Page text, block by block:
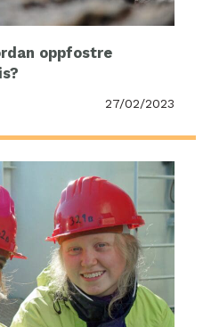
oppfostre
27/02/2023